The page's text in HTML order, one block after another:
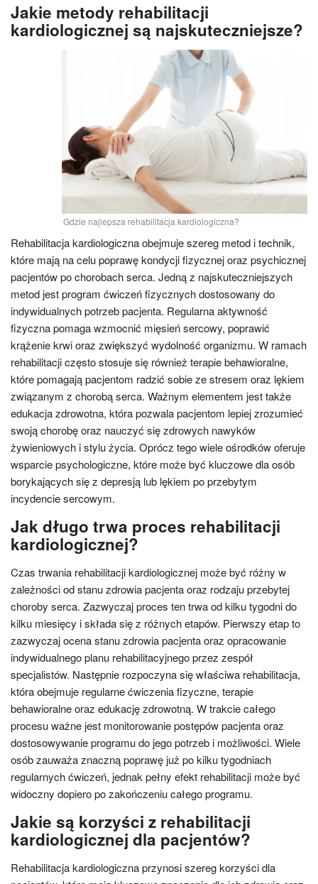
Jakie metody rehabilitacji
kardiologicznej są najskuteczniejsze?
Gdzie najlepsza rehabilitacja kardiologiczna?
Rehabilitacja kardiologiczna obejmuje szereg metod i technik,
które mają na celu poprawę kondycji fizycznej oraz psychicznej
pacjentów po chorobach serca. Jedną z najskuteczniejszych
metod jest program ćwiczeń fizycznych dostosowany do
indywidualnych potrzeb pacjenta. Regularna aktywność
fizyczna pomaga wzmocnić mięsień sercowy, poprawić
krążenie krwi oraz zwiększyć wydolność organizmu. W ramach
rehabilitacji często stosuje się również terapie behawioralne,
które pomagają pacjentom radzić sobie ze stresem oraz lękiem
związanym z chorobą serca. Ważnym elementem jest także
edukacja zdrowotna, która pozwala pacjentom lepiej zrozumieć
swoją chorobę oraz nauczyć się zdrowych nawyków
żywieniowych i stylu życia. Oprócz tego wiele ośrodków oferuje
wsparcie psychologiczne, które może być kluczowe dla osób
borykających się z depresją lub lękiem po przebytym
incydencie sercowym.
Jak długo trwa proces rehabilitacji
kardiologicznej?
Czas trwania rehabilitacji kardiologicznej może być różny w
zależności od stanu zdrowia pacjenta oraz rodzaju przebytej
choroby serca. Zazwyczaj proces ten trwa od kilku tygodni do
kilku miesięcy i składa się z różnych etapów. Pierwszy etap to
zazwyczaj ocena stanu zdrowia pacjenta oraz opracowanie
indywidualnego planu rehabilitacyjnego przez zespół
specjalistów. Następnie rozpoczyna się właściwa rehabilitacja,
która obejmuje regularne ćwiczenia fizyczne, terapie
behawioralne oraz edukację zdrowotną. W trakcie całego
procesu ważne jest monitorowanie postępów pacjenta oraz
dostosowywanie programu do jego potrzeb i możliwości. Wiele
osób zauważa znaczną poprawę już po kilku tygodniach
regularnych ćwiczeń, jednak pełny efekt rehabilitacji może być
widoczny dopiero po zakończeniu całego programu.
Jakie są korzyści z rehabilitacji
kardiologicznej dla pacjentów?
Rehabilitacja kardiologiczna przynosi szereg korzyści dla